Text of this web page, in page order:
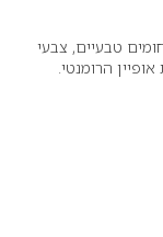
טבעיים, צבעי
הרומנטי.